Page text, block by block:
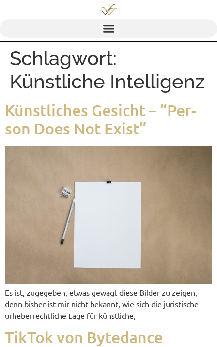
Schlagwort:
Künstliche Intelligenz
Künst­li­ches Gesicht – “Per­
son Does Not Exist”
Es ist, zuge­ge­ben, etwas gewagt die­se Bil­der zu zei­gen,
denn bis­her ist mir nicht bekannt, wie sich die juri­sti­sche
urhe­ber­recht­li­che Lage für künstliche,
Tik­Tok von Bytedance